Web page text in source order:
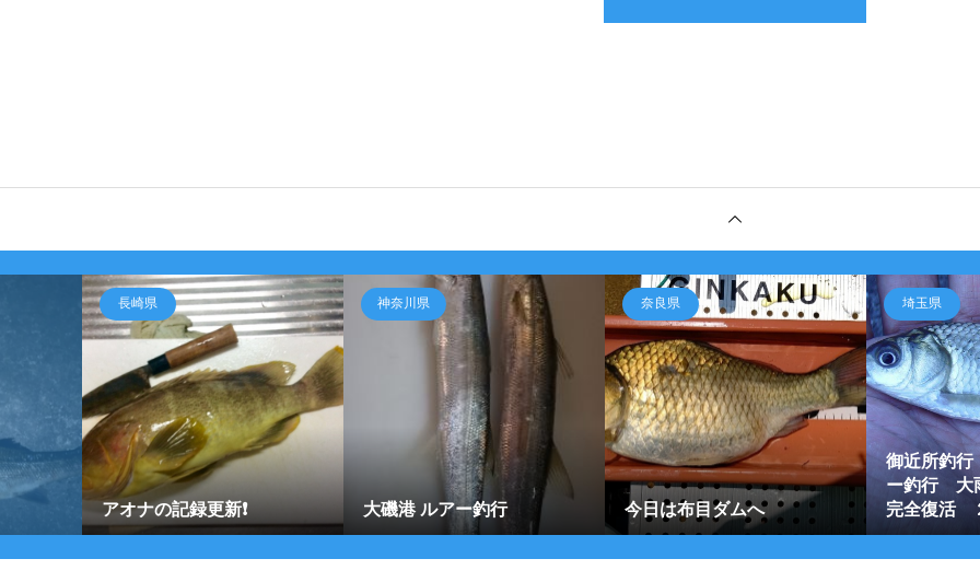
長崎県
アオナの記録更新❗️
神奈川県
大磯港 ルアー釣行
奈良県
今日は布目ダムへ
埼玉県
御近所釣
ー釣行 大
完全復活